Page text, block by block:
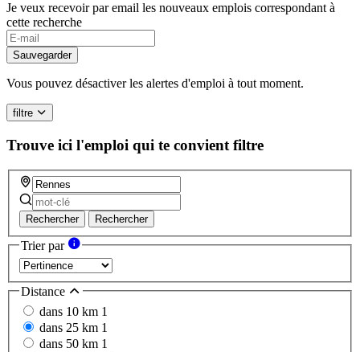
Je veux recevoir par email les nouveaux emplois correspondant à
cette recherche
If
you
are
a
human,
ignore
this
field
Sauvegarder
Vous pouvez désactiver les alertes d'emploi à tout moment.
filtre
Trouve ici l'emploi qui te convient filtre
Rechercher Rechercher
Trier par
Distance
dans 10 km 1
dans 25 km 1
dans 50 km 1